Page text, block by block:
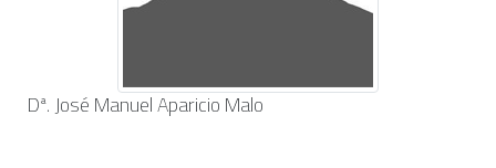
Dª. José Manuel Aparicio Malo